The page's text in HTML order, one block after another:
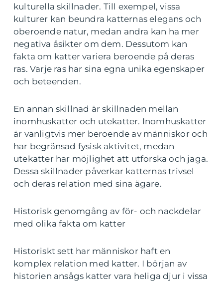
kulturella skillnader. Till exempel, vissa
kulturer kan beundra katternas elegans och
oberoende natur, medan andra kan ha mer
negativa åsikter om dem. Dessutom kan
fakta om katter variera beroende på deras
ras. Varje ras har sina egna unika egenskaper
och beteenden.
En annan skillnad är skillnaden mellan
inomhuskatter och utekatter. Inomhuskatter
är vanligtvis mer beroende av människor och
har begränsad fysisk aktivitet, medan
utekatter har möjlighet att utforska och jaga.
Dessa skillnader påverkar katternas trivsel
och deras relation med sina ägare.
Historisk genomgång av för- och nackdelar
med olika fakta om katter
Historiskt sett har människor haft en
komplex relation med katter. I början av
historien ansågs katter vara heliga djur i vissa